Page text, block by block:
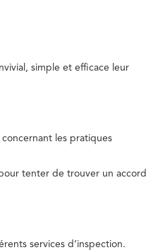
simple et efficace leur
les pratiques
tenter de trouver un accord
services d’inspection.